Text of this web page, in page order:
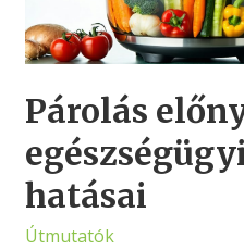
Párolás
hatásai
Útmutatók